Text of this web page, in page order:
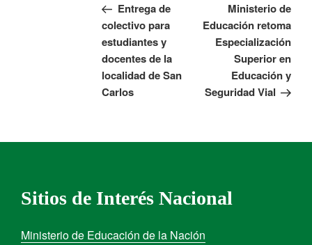
Entrega de
colectivo para
estudiantes y
docentes de la
localidad de San
Carlos
Ministerio de
Educación retoma
Especialización
Superior en
Educación y
Seguridad Vial
Sitios de Interés Nacional
Ministerio de Educación de la Nación